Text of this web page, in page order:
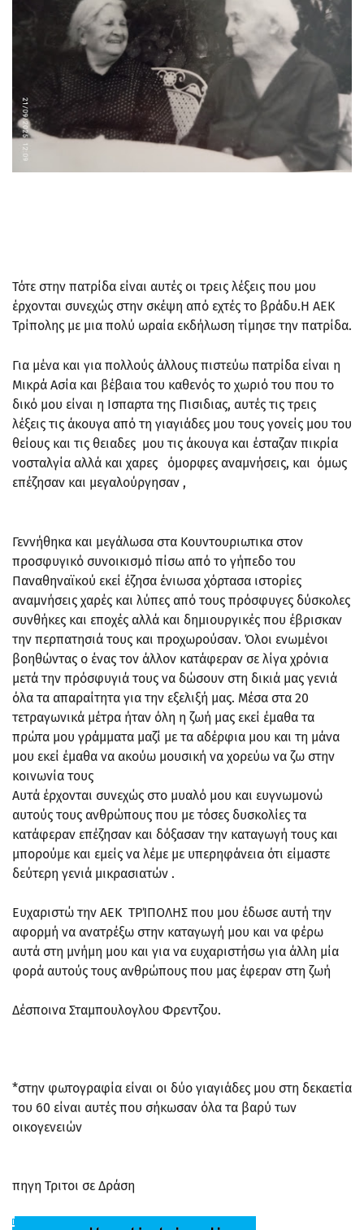
Τότε στην πατρίδα είναι αυτές οι τρεις λέξεις που μου
έρχονται συνεχώς στην σκέψη από εχτές το βράδυ.Η ΑΕΚ
Τρίπολης με μια πολύ ωραία εκδήλωση τίμησε την πατρίδα.
Για μένα και για πολλούς άλλους πιστεύω πατρίδα είναι η
Μικρά Ασία και βέβαια του καθενός το χωριό του που το
δικό μου είναι η Ισπαρτα της Πισιδιας, αυτές τις τρεις
λέξεις τις άκουγα από τη γιαγιάδες μου τους γονείς μου του
θείους και τις θειαδες μου τις άκουγα και έσταζαν πικρία
νοσταλγία αλλά και χαρες όμορφες αναμνήσεις, και όμως
επέζησαν και μεγαλούργησαν ,
Γεννήθηκα και μεγάλωσα στα Κουντουριωτικα στον
προσφυγικό συνοικισμό πίσω από το γήπεδο του
Παναθηναϊκού εκεί έζησα ένιωσα χόρτασα ιστορίες
αναμνήσεις χαρές και λύπες από τους πρόσφυγες δύσκολες
συνθήκες και εποχές αλλά και δημιουργικές που έβρισκαν
την περπατησιά τους και προχωρούσαν. Όλοι ενωμένοι
βοηθώντας ο ένας τον άλλον κατάφεραν σε λίγα χρόνια
μετά την πρόσφυγιά τους να δώσουν στη δικιά μας γενιά
όλα τα απαραίτητα για την εξελιξή μας. Μέσα στα 20
τετραγωνικά μέτρα ήταν όλη η ζωή μας εκεί έμαθα τα
πρώτα μου γράμματα μαζί με τα αδέρφια μου και τη μάνα
μου εκεί έμαθα να ακούω μουσική να χορεύω να ζω στην
κοινωνία τους
Αυτά έρχονται συνεχώς στο μυαλό μου και ευγνωμονώ
αυτούς τους ανθρώπους που με τόσες δυσκολίες τα
κατάφεραν επέζησαν και δόξασαν την καταγωγή τους και
μπορούμε και εμείς να λέμε με υπερηφάνεια ότι είμαστε
δεύτερη γενιά μικρασιατών .
Ευχαριστώ την ΑΕΚ ΤΡΊΠΟΛΗΣ που μου έδωσε αυτή την
αφορμή να ανατρέξω στην καταγωγή μου και να φέρω
αυτά στη μνήμη μου και για να ευχαριστήσω για άλλη μία
φορά αυτούς τους ανθρώπους που μας έφεραν στη ζωή
Δέσποινα Σταμπουλογλου Φρεντζου.
*στην φωτογραφία είναι οι δύο γιαγιάδες μου στη δεκαετία
του 60 είναι αυτές που σήκωσαν όλα τα βαρύ των
οικογενειών
πηγη Τριτοι σε Δράση